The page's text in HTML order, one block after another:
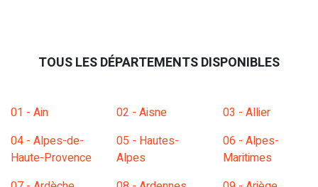
TOUS LES DÉPARTEMENTS DISPONIBLES
01 - Ain 02 - Aisne
03 - Allier
04 - Alpes-de-
Haute-Provence
05 - Hautes-
Alpes
06 - Alpes-
Maritimes